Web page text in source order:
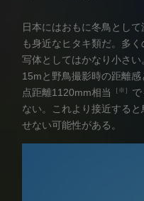
日本にはおもに冬鳥とし
も身近なヒタキ類だ。多
写体としてはかなり小さ
15mと野鳥撮影時の距離
点距離1120mm相当
［※］
ない。これより接近する
せない可能性がある。